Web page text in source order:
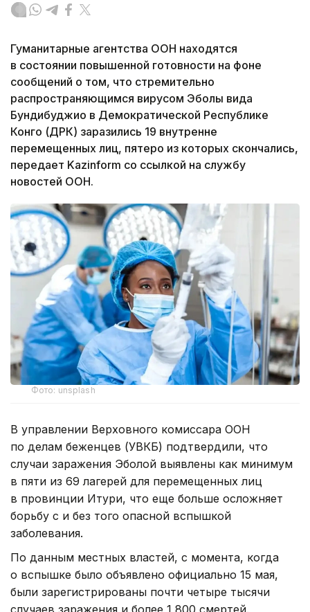
Гуманитарные агентства ООН находятся
в состоянии повышенной готовности на фоне
сообщений о том, что стремительно
распространяющимся вирусом Эболы вида
Бундибуджио в Демократической Республике
Конго (ДРК) заразились 19 внутренне
перемещенных лиц, пятеро из которых скончались,
передает Kazinform со ссылкой на службу
новостей ООН.
Фото: unsplash
В управлении Верховного комиссара ООН
по делам беженцев (УВКБ) подтвердили, что
случаи заражения Эболой выявлены как минимум
в пяти из 69 лагерей для перемещенных лиц
в провинции Итури, что еще больше осложняет
борьбу с и без того опасной вспышкой
заболевания.
По данным местных властей, с момента, когда
о вспышке было объявлено официально 15 мая,
были зарегистрированы почти четыре тысячи
случаев заражения и более 1 800 смертей.